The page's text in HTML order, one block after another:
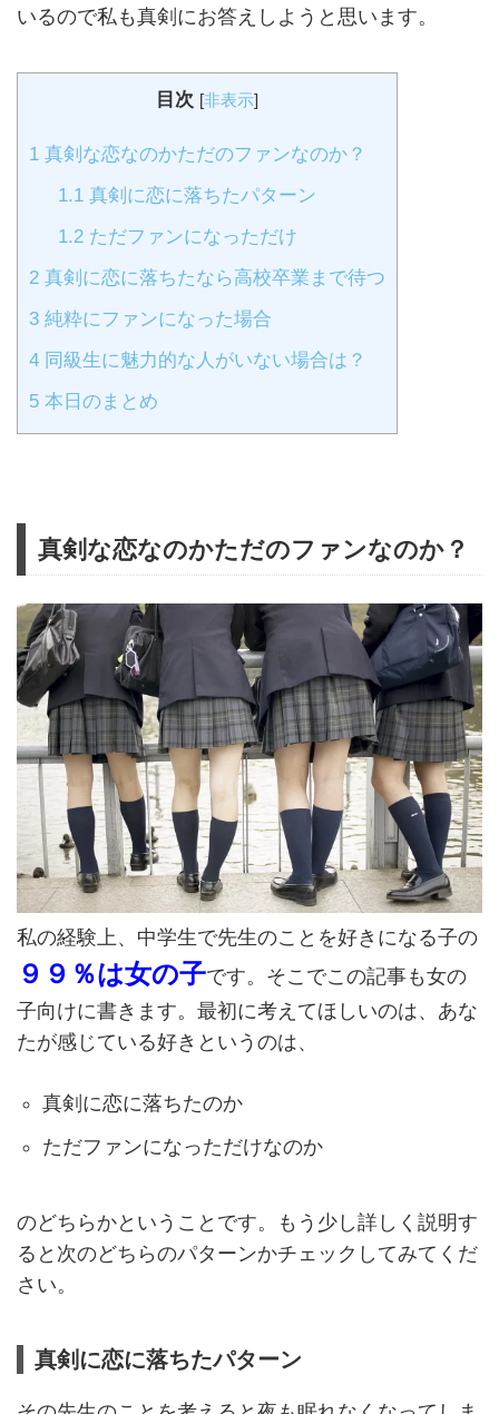
いるので私も真剣にお答えしようと思います。
目次 [非表示]
1 真剣な恋なのかただのファンなのか？
1.1真剣に恋に落ちたパターン
1.2ただファンになっただけ
2 真剣に恋に落ちたなら高校卒業まで待つ
3 純粋にファンになった場合
4 同級生に魅力的な人がいない場合は？
5 本日のまとめ
真剣な恋なのかただのファンなのか？
私の経験上、中学生で先生のことを好きになる子の
９９％は女の子です。そこでこの記事も女の
子向けに書きます。最初に考えてほしいのは、あな
たが感じている好きというのは、
真剣に恋に落ちたのか
ただファンになっただけなのか
のどちらかということです。もう少し詳しく説明す
ると次のどちらのパターンかチェックしてみてくだ
さい。
真剣に恋に落ちたパターン